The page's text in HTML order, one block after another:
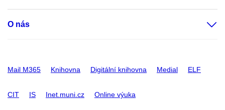
O nás
Mail M365 Knihovna Digitální knihovna Medial ELF
CIT IS Inet.muni.cz Online výuka